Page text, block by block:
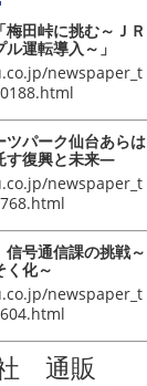
田峠に挑む～ＪＲ
運転導入～」
newspaper_t
パーク仙台あらは
す復興と未来―
newspaper_t
号通信課の挑戦～
く化～
newspaper_t
通販